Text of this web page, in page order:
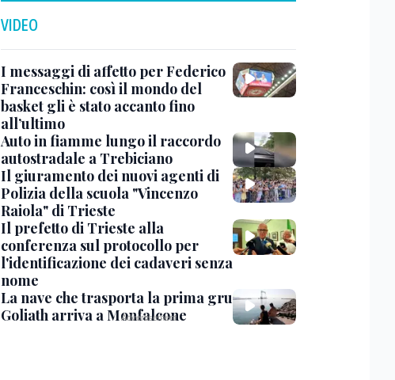
VIDEO
I messaggi di affetto per Federico
Franceschin: così il mondo del
basket gli è stato accanto fino
all’ultimo
Auto in fiamme lungo il raccordo
autostradale a Trebiciano
Il giuramento dei nuovi agenti di
Polizia della scuola "Vincenzo
Raiola" di Trieste
Il prefetto di Trieste alla
conferenza sul protocollo per
l'identificazione dei cadaveri senza
nome
La nave che trasporta la prima gru
Goliath arriva a Monfalcone